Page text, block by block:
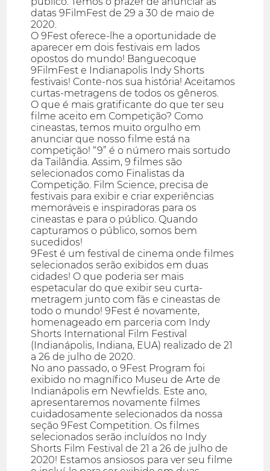
datas 9FilmFest de 29 a 30 de maio de
2020.
O 9Fest oferece-lhe a oportunidade de
aparecer em dois festivais em lados
opostos do mundo! Banguecoque
9FilmFest e Indianapolis Indy Shorts
festivais! Conte-nos sua história! Aceitamos
curtas-metragens de todos os gêneros.
O que é mais gratificante do que ter seu
filme aceito em Competição? Como
cineastas, temos muito orgulho em
anunciar que nosso filme está na
competição! “9” é o número mais sortudo
da Tailândia. Assim, 9 filmes são
selecionados como Finalistas da
Competição. Film Science, precisa de
festivais para exibir e criar experiências
memoráveis e inspiradoras para os
cineastas e para o público. Quando
capturamos o público, somos bem
sucedidos!
9Fest é um festival de cinema onde filmes
selecionados serão exibidos em duas
cidades! O que poderia ser mais
espetacular do que exibir seu curta-
metragem junto com fãs e cineastas de
todo o mundo! 9Fest é novamente,
homenageado em parceria com Indy
Shorts International Film Festival
(Indianápolis, Indiana, EUA) realizado de 21
a 26 de julho de 2020.
No ano passado, o 9Fest Program foi
exibido no magnífico Museu de Arte de
Indianápolis em Newfields. Este ano,
apresentaremos novamente filmes
cuidadosamente selecionados da nossa
seção 9Fest Competition. Os filmes
selecionados serão incluídos no Indy
Shorts Film Festival de 21 a 26 de julho de
2020! Estamos ansiosos para ver seu filme